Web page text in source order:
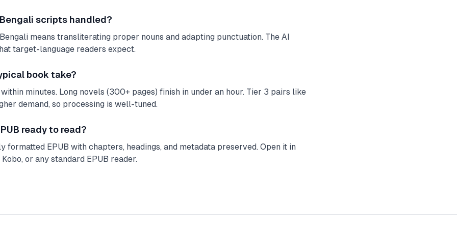
scripts handled?
means transliterating proper nouns and adapting punctuation. The AI
target-language readers expect.
book take?
minutes. Long novels (300+ pages) finish in under an hour. Tier 3 pairs like
demand, so processing is well-tuned.
ready to read?
formatted EPUB with chapters, headings, and metadata preserved. Open it in
or any standard EPUB reader.